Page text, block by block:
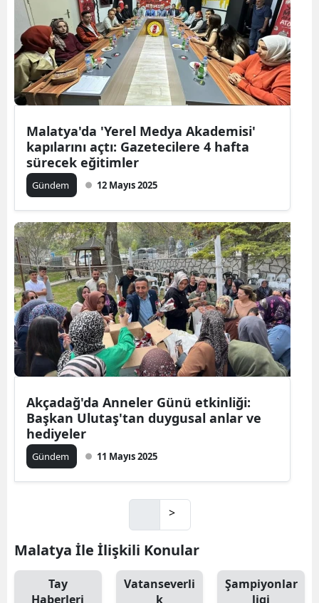
Malatya'da 'Yerel Medya Akademisi'
kapılarını açtı: Gazetecilere 4 hafta
sürecek eğitimler
Gündem 12 Mayıs 2025
Akçadağ'da Anneler Günü etkinliği:
Başkan Ulutaş'tan duygusal anlar ve
hediyeler
Gündem 11 Mayıs 2025
>
Malatya İle İlişkili Konular
Tay
Haberleri
Vatanseverli
k
Şampiyonlar
ligi